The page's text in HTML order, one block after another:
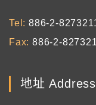
Tel
886-2-
Fax 886-2-
地址 Address